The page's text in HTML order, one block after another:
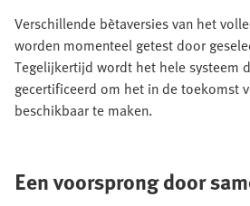
Verschillende bètaversies van het
worden momenteel getest door
Tegelijkertijd wordt het hele systeem
gecertificeerd om het in de toekomst
beschikbaar te maken.
Een voorsprong door